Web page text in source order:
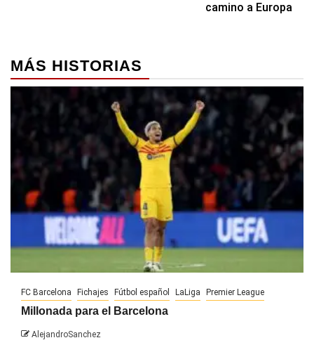
camino a Europa
MÁS HISTORIAS
FC Barcelona Fichajes Fútbol español LaLiga Premier League
Millonada para el Barcelona
AlejandroSanchez